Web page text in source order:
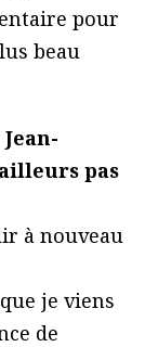
pour
beau
pas
à nouveau
je viens
de